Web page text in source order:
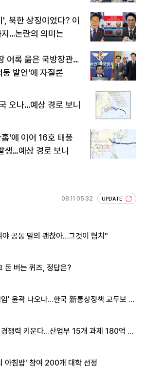
북한 상징이었다? 이
지…논란의 의미는
어록 읊은 국방장관…
둥 발언'에 자질론
오나…예상 경로 보니
'에 이어 16호 태풍
생…예상 경로 보니
08.11 05:32 UPDATE
공동 발의 괜찮아…그것이 협치"
돈 버는 퀴즈, 정답은?
' 윤곽 나오나…한국 新통상정책 교두보 활
쟁력 키운다…산업부 15개 과제 180억 지
아침밥' 참여 200개 대학 선정